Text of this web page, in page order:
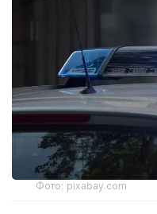
Фото: pixabay.com